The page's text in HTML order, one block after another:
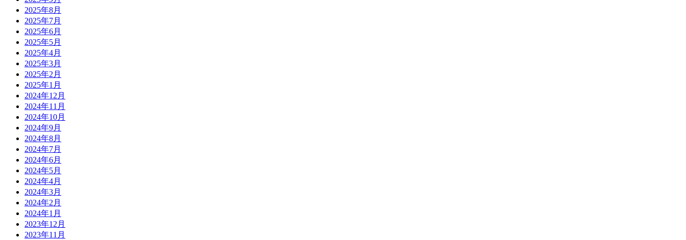
2025年8月
2025年7月
2025年6月
2025年5月
2025年4月
2025年3月
2025年2月
2025年1月
2024年12月
2024年11月
2024年10月
2024年9月
2024年8月
2024年7月
2024年6月
2024年5月
2024年4月
2024年3月
2024年2月
2024年1月
2023年12月
2023年11月